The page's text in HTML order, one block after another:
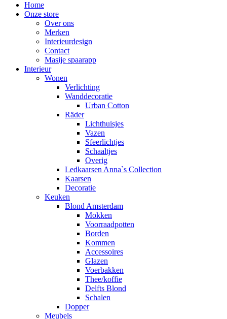
Home
Onze store
Over ons
Merken
Interieurdesign
Contact
Masije spaarapp
Interieur
Wonen
Verlichting
Wanddecoratie
Urban Cotton
Räder
Lichthuisjes
Vazen
Sfeerlichtjes
Schaaltjes
Overig
Ledkaarsen Anna`s Collection
Kaarsen
Decoratie
Keuken
Blond Amsterdam
Mokken
Voorraadpotten
Borden
Kommen
Accessoires
Glazen
Voerbakken
Thee/koffie
Delfts Blond
Schalen
Dopper
Meubels